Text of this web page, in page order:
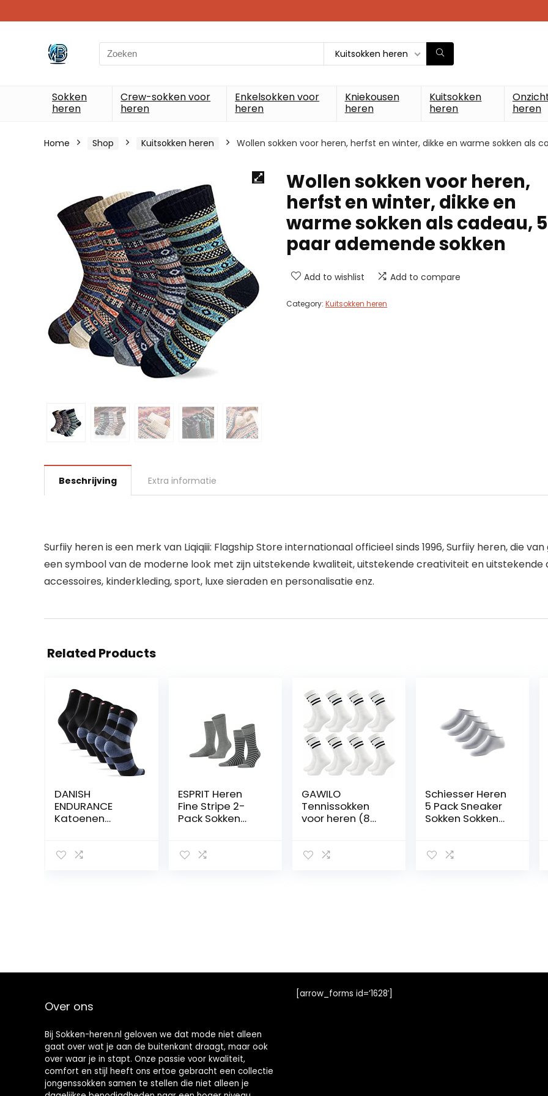
Search
for:
Kuitsokken heren
Sokken
heren
Crew-sokken voor
heren
Enkelsokken voor
heren
Kniekousen
heren
Kuitsokken
heren
heren
Home Shop Kuitsokken heren Wollen sokken voor heren, herfst en winter, dikke en warme sokken als
Wollen sokken voor heren,
herfst en winter, dikke en
warme sokken als cadeau, 5
paar ademende sokken
Add to wishlist Add to compare
Category: Kuitsokken heren
Beschrijving Extra informatie
Surfiiy heren is een merk van Liqiqiii: Flagship Store internationaal officieel sinds 1996, Surfiiy heren, die
een symbool van de moderne look met zijn uitstekende kwaliteit, uitstekende creativiteit en
accessoires, kinderkleding, sport, luxe sieraden en personalisatie enz.
Related Products
DANISH
ENDURANCE
Katoenen
Klassieke Stijl, 6
ESPRIT Heren
Fine Stripe 2-
Pack Sokken
organisch
sokken
GAWILO
Tennissokken
voor heren (8
badstof zool,
Schiesser Heren
5 Pack Sneaker
Sokken Sokken
Sokken
Over ons
Bij Sokken-heren.nl geloven we dat mode niet alleen
gaat over wat je aan de buitenkant draagt, maar ook
over waar je in stapt. Onze passie voor kwaliteit,
comfort en stijl heeft ons ertoe gebracht een collectie
jongenssokken samen te stellen die niet alleen je
[arrow_forms id=’1628′]